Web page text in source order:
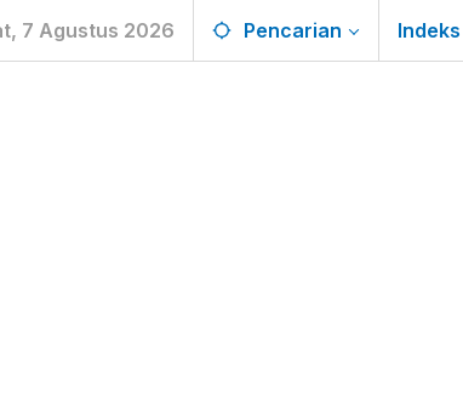
7 Agustus 2026 Pencarian